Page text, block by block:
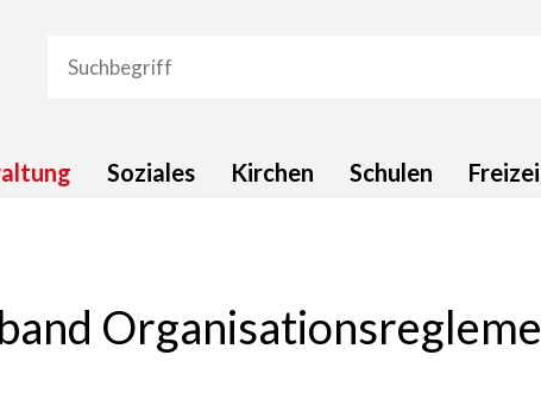
Suchbegriff
Soziales Kirchen Schulen